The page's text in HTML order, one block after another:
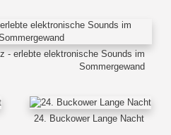
- erlebte elektronische Sounds im
Sommergewand
24. Buckower Lange Nacht